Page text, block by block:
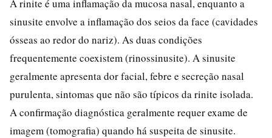
A rinite é uma inflamação da mucosa nasal, enquanto a
sinusite envolve a inflamação dos seios da face (cavidades
ósseas ao redor do nariz). As duas condições
frequentemente coexistem (rinossinusite). A sinusite
geralmente apresenta dor facial, febre e secreção nasal
purulenta, sintomas que não são típicos da rinite isolada.
A confirmação diagnóstica geralmente requer exame de
imagem (tomografia) quando há suspeita de sinusite.